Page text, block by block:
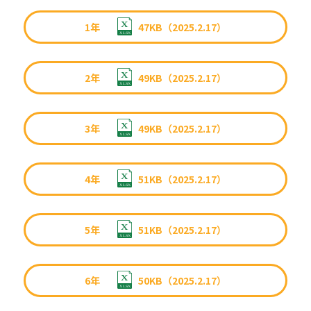
1年 47KB（2025.2.17）
2年 49KB（2025.2.17）
3年 49KB（2025.2.17）
4年 51KB（2025.2.17）
5年 51KB（2025.2.17）
6年 50KB（2025.2.17）